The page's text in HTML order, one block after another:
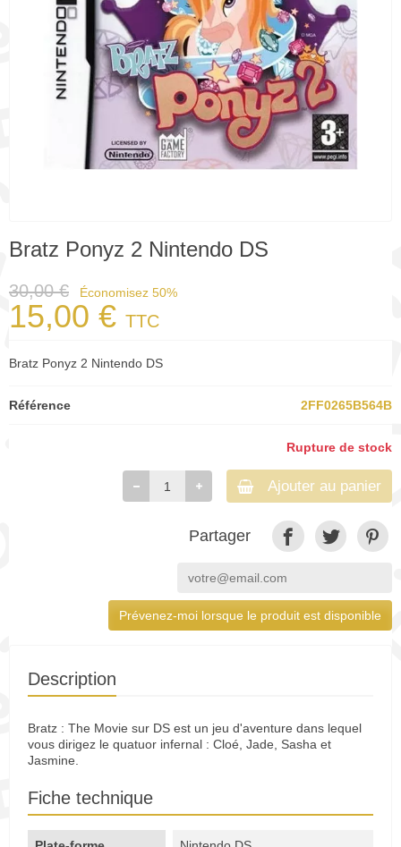
Bratz Ponyz 2 Nintendo DS
30,00 € Économisez 50%
15,00 € TTC
Bratz Ponyz 2 Nintendo DS
Référence 2FF0265B564B
Rupture de stock
Ajouter au panier
Partager
Prévenez-moi lorsque le produit est disponible
Description
Bratz : The Movie sur DS est un jeu d'aventure dans lequel
vous dirigez le quatuor infernal : Cloé, Jade, Sasha et
Jasmine.
Fiche technique